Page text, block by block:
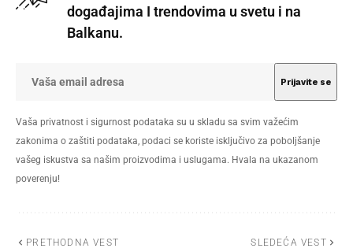
događajima I trendovima u svetu i na
Balkanu.
Vaša privatnost i sigurnost podataka su u skladu sa svim važećim
zakonima o zaštiti podataka, podaci se koriste isključivo za poboljšanje
vašeg iskustva sa našim proizvodima i uslugama. Hvala na ukazanom
poverenju!
PRETHODNA VEST SLEDEĆA VEST